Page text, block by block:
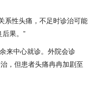
系性头痛，不足时诊治可能
果。”
来中心就诊。外院会诊
，但患者头痛冉冉加剧至